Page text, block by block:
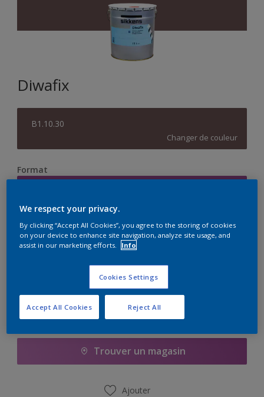
Diwafix
B1.10.30
Changer de couleur
Format
Quantité Calculateur de peinture
Ajouter à la liste d’achats
Trouver un magasin
Ajouter
We respect your privacy.
By clicking “Accept All Cookies”, you agree to the storing of cookies
on your device to enhance site navigation, analyze site usage, and
assist in our marketing efforts.
Info
Cookies Settings
Reject All
Accept All Cookies